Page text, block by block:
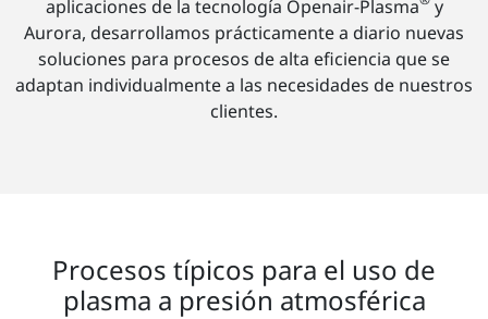
aplicaciones de la tecnología Openair-Plasma y
Aurora, desarrollamos prácticamente a diario nuevas
soluciones para procesos de alta eficiencia que se
adaptan individualmente a las necesidades de nuestros
clientes.
Procesos típicos para el uso de
plasma a presión atmosférica